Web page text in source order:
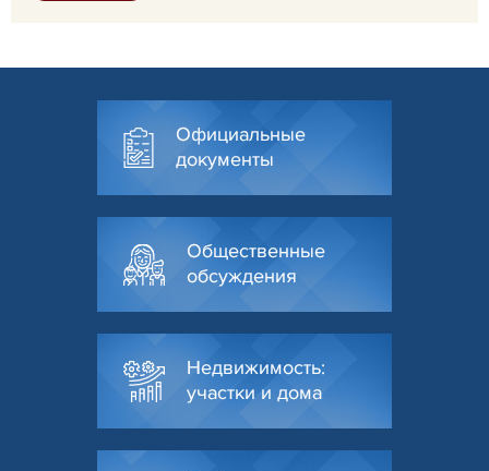
Официальные
документы
Общественные
обсуждения
Недвижимость:
участки и дома